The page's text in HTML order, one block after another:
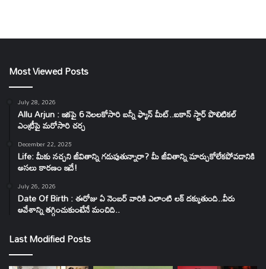
Most Viewed Posts
July 28, 2026
Allu Arjun : ఇకపై 6 నెలలకోసారి బన్నీ ఫ్యాన్ మీట్..ఐకాన్ స్టార్ పొలిటికల్
ఎంట్రీపై మరోసారి చర్చ
December 22, 2025
Life: మీకు నచ్చని జీవితాన్ని గడుపుతున్నారా? మీ జీవితాన్ని మార్చుకోలేకపోవడానికి
అసలు కారణం ఇదే!
July 26, 2026
Date Of Birth : ఈరోజు ఏ నెంబర్ వారికి ఎలాంటి లక్ దక్కుతుంది..వీరు
ఆవేశాన్ని తగ్గించుకుంటేనే మంచిది..
Last Modified Posts